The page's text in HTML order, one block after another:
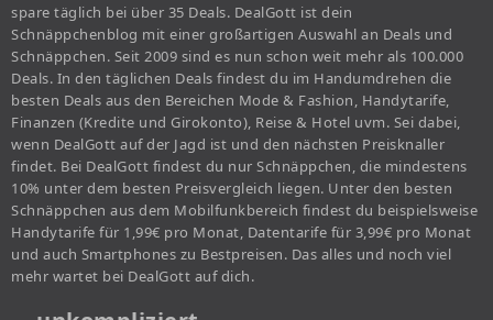
spare täglich bei über 35 Deals. DealGott ist dein
Schnäppchenblog mit einer großartigen Auswahl an Deals und
Schnäppchen. Seit 2009 sind es nun schon weit mehr als 100.000
Deals. In den täglichen Deals findest du im Handumdrehen die
besten Deals aus den Bereichen Mode & Fashion, Handytarife,
Finanzen (Kredite und Girokonto), Reise & Hotel uvm. Sei dabei,
wenn DealGott auf der Jagd ist und den nächsten Preisknaller
findet. Bei DealGott findest du nur Schnäppchen, die mindestens
10% unter dem besten Preisvergleich liegen. Unter den besten
Schnäppchen aus dem Mobilfunkbereich findest du beispielsweise
Handytarife für 1,99€ pro Monat, Datentarife für 3,99€ pro Monat
und auch Smartphones zu Bestpreisen. Das alles und noch viel
mehr wartet bei DealGott auf dich.